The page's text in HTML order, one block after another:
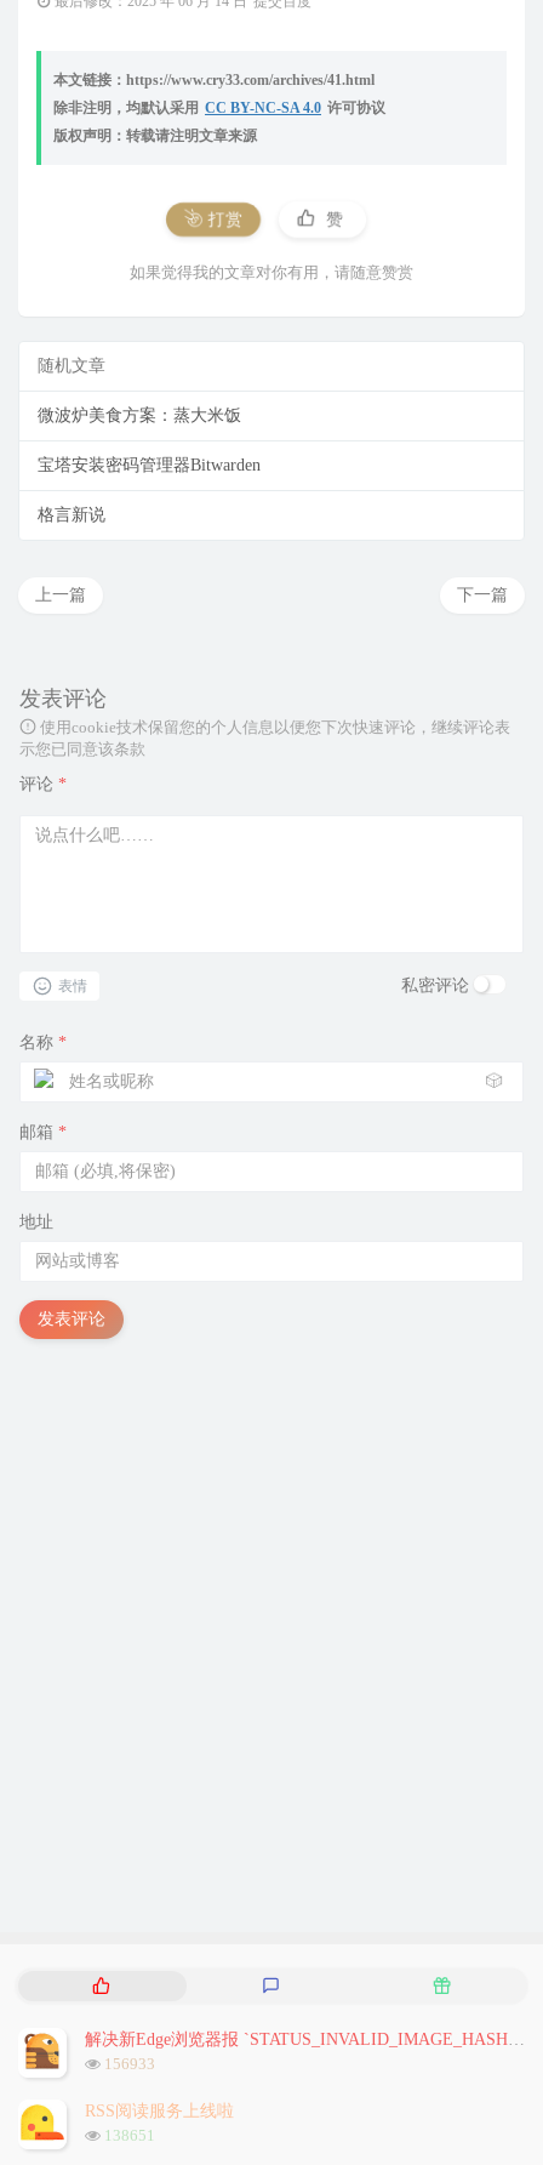
本文链接：https://www.cry33.com/archives/41.html
除非注明，均默认采用 CC BY-NC-SA 4.0 许可协议
版权声明：转载请注明文章来源
打赏 赞
如果觉得我的文章对你有用，请随意赞赏
随机文章
微波炉美食方案：蒸大米饭
宝塔安装密码管理器Bitwarden
格言新说
下一篇
上一篇
发表评论
使用cookie技术保留您的个人信息以便您下次快速评论，继续评论表
示您已同意该条款
评论 *
表情 私密评论
名称 *
🎲
邮箱 *
地址
发表评论
热
文
章
评
随
文
浏
次
数:
156933
RSS阅读服务上线啦
浏
138651